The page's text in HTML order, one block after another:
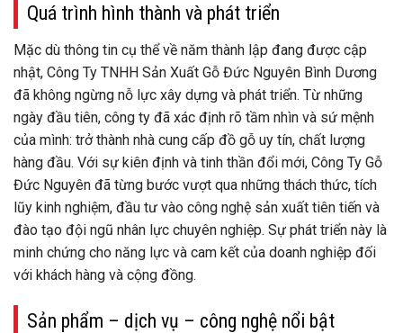
Quá trình hình thành và phát triển
Mặc dù thông tin cụ thể về năm thành lập đang được cập
nhật, Công Ty TNHH Sản Xuất Gỗ Đức Nguyên Bình Dương
đã không ngừng nỗ lực xây dựng và phát triển. Từ những
ngày đầu tiên, công ty đã xác định rõ tầm nhìn và sứ mệnh
của mình: trở thành nhà cung cấp đồ gỗ uy tín, chất lượng
hàng đầu. Với sự kiên định và tinh thần đổi mới, Công Ty Gỗ
Đức Nguyên đã từng bước vượt qua những thách thức, tích
lũy kinh nghiệm, đầu tư vào công nghệ sản xuất tiên tiến và
đào tạo đội ngũ nhân lực chuyên nghiệp. Sự phát triển này là
minh chứng cho năng lực và cam kết của doanh nghiệp đối
với khách hàng và cộng đồng.
Sản phẩm – dịch vụ – công nghệ nổi bật